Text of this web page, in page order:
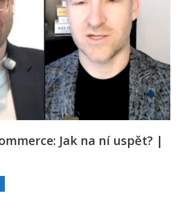
Jak na ní uspět? |